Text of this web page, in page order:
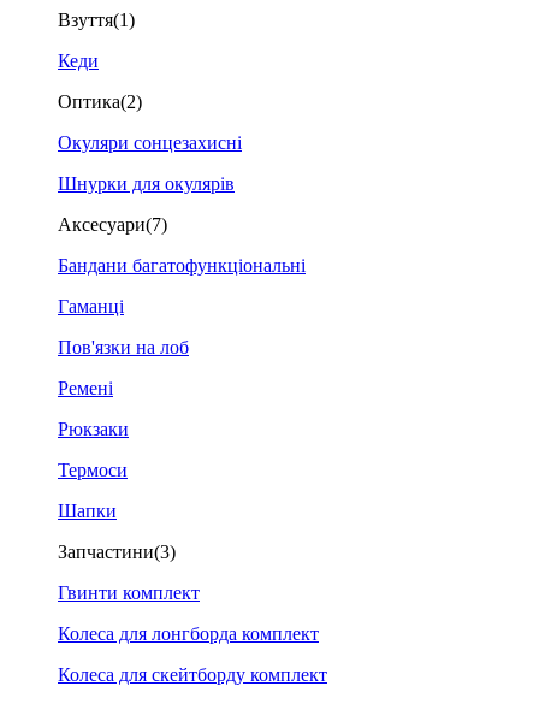
Взуття(1)
Кеди
Оптика(2)
Окуляри сонцезахисні
Шнурки для окулярів
Аксесуари(7)
Бандани багатофункціональні
Гаманці
Пов'язки на лоб
Ремені
Рюкзаки
Термоси
Шапки
Запчастини(3)
Гвинти комплект
Колеса для лонгборда комплект
Колеса для скейтборду комплект